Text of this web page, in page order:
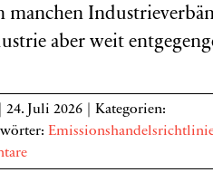
manchen
aber weit
24. Juli 2026
Kategorien: